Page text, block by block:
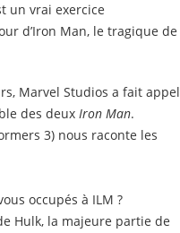
un vrai exercice
d’Iron Man, le tragique de
Marvel Studios a fait appel
des deux Iron Man.
3) nous raconte les
occupés à ILM ?
Hulk, la majeure partie de